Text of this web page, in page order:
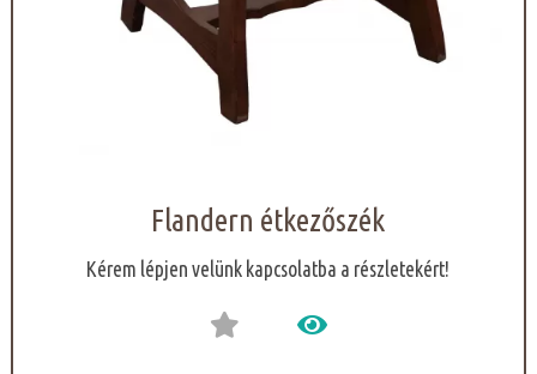
Flandern étkezőszék
Kérem lépjen velünk kapcsolatba a részletekért!